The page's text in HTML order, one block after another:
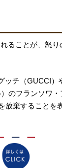
ることが、怒
ッチ（GUCCI）
のフランソワ
放棄することを